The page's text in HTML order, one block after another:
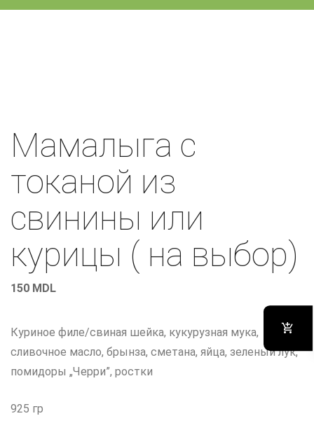
Мамалыга с
токаной из
свинины или
курицы ( на выбор)
150 MDL
Куриное филе/свиная шейка, кукурузная мука,
сливочное масло, брынза, сметана, яйца, зеленый лук,
помидоры „Черри”, ростки
925 гр